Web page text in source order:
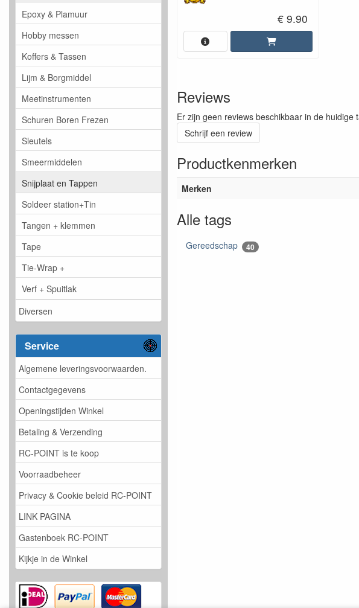
Epoxy & Plamuur
Hobby messen
Koffers & Tassen
Lijm & Borgmiddel
Meetinstrumenten
Schuren Boren Frezen
Sleutels
Smeermiddelen
Snijplaat en Tappen
Soldeer station+Tin
Tangen + klemmen
Tape
Tie-Wrap +
Verf + Spuitlak
Diversen
Service
Algemene leveringsvoorwaarden.
Contactgegevens
Openingstijden Winkel
Betaling & Verzending
RC-POINT is te koop
Voorraadbeheer
Privacy & Cookie beleid RC-POINT
LINK PAGINA
Gastenboek RC-POINT
Kijkje in de Winkel
€ 9.90
Reviews
Er zijn geen reviews beschikbaar in de huidige
Schrijf een review
Productkenmerken
Merken
Alle tags
Gereedschap 40